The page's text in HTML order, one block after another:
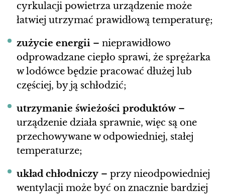
cyrkulacji powietrza urządzenie może
łatwiej utrzymać prawidłową temperaturę;
zużycie energii – nieprawidłowo
odprowadzane ciepło sprawi, że sprężarka
w lodówce będzie pracować dłużej lub
częściej, by ją schłodzić;
utrzymanie świeżości produktów –
urządzenie działa sprawnie, więc są one
przechowywane w odpowiedniej, stałej
temperaturze;
układ chłodniczy – przy nieodpowiedniej
wentylacji może być on znacznie bardziej